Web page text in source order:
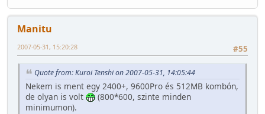
Manitu
#55
2007-05-31, 15:20:28
Quote from: Kuroi Tenshi on 2007-05-31, 14:05:44
Nekem is ment egy 2400+, 9600Pro és 512MB kombón,
de olyan is volt
(800*600, szinte minden
minimumon).